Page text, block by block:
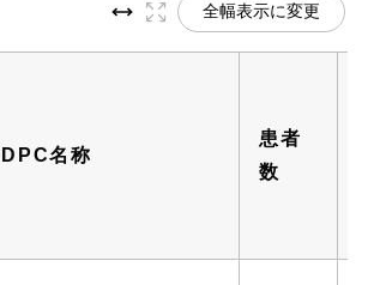
全幅表示に変更
DPC名称
患者
数